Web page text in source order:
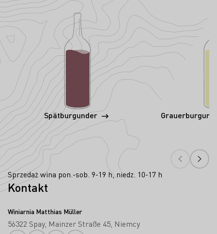
Spätburgunder
Sprzedaż wina pon.-sob. 9-19 h, niedz. 10-17 h
Kontakt
Winiarnia Matthias Müller
56322 Spay Mainzer Straße 45 Niemcy